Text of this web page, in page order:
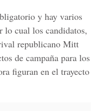
y hay varios
lo cual los candidatos,
republicano Mitt
de campaña para los
figuran en el trayecto